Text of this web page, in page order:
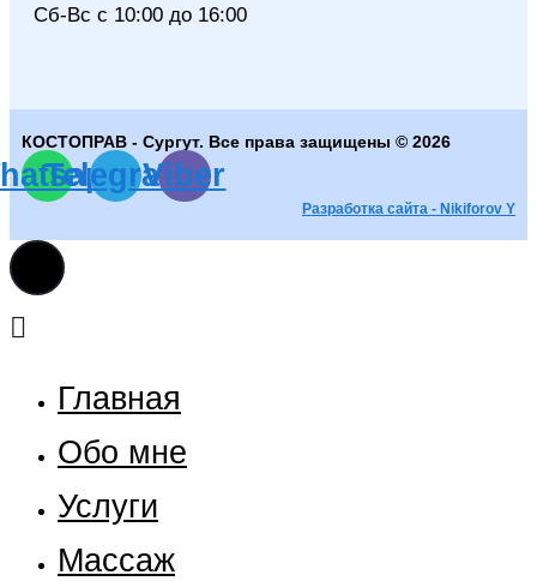
Сб-Вс с 10:00 до 16:00
КОСТОПРАВ - Сургут. Все права защищены © 2026
Telegram
Viber
Разработка сайта - Nikiforov Y
Главная
Обо мне
Услуги
Массаж